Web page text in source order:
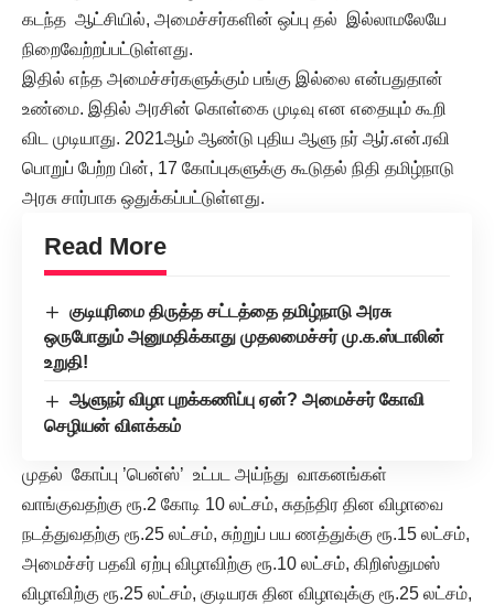
கடந்த ஆட்சியில், அமைச்சர்களின் ஒப்பு தல் இல்லாமலேயே
நிறைவேற்றப்பட்டுள்ளது.
இதில் எந்த அமைச்சர்களுக்கும் பங்கு இல்லை என்பதுதான்
உண்மை. இதில் அரசின் கொள்கை முடிவு என எதையும் கூறி
விட முடியாது. 2021ஆம் ஆண்டு புதிய ஆளு நர் ஆர்.என்.ரவி
பொறுப் பேற்ற பின், 17 கோப்புகளுக்கு கூடுதல் நிதி தமிழ்நாடு
அரசு சார்பாக ஒதுக்கப்பட்டுள்ளது.
Read More
குடியுரிமை திருத்த சட்டத்தை தமிழ்நாடு அரசு
ஒருபோதும் அனுமதிக்காது முதலமைச்சர் மு.க.ஸ்டாலின்
உறுதி!
ஆளுநர் விழா புறக்கணிப்பு ஏன்? அமைச்சர் கோவி
செழியன் விளக்கம்
முதல் கோப்பு ’பென்ஸ்’ உட்பட அய்ந்து வாகனங்கள்
வாங்குவதற்கு ரூ.2 கோடி 10 லட்சம், சுதந்திர தின விழாவை
நடத்துவதற்கு ரூ.25 லட்சம், சுற்றுப் பய ணத்துக்கு ரூ.15 லட்சம்,
அமைச்சர் பதவி ஏற்பு விழாவிற்கு ரூ.10 லட்சம், கிறிஸ்துமஸ்
விழாவிற்கு ரூ.25 லட்சம், குடியரசு தின விழாவுக்கு ரூ.25 லட்சம்,